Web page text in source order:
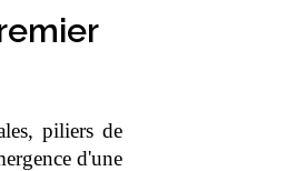
piliers de
d'une